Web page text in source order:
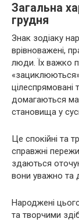
Загальна
грудня
Знак зодіаку
врівноважені,
люди. Їх важко
цілеспрямовані
домагаються
становища у
Це спокійні та
справжні
здаються
вони уважно та
Народжені
та творчими